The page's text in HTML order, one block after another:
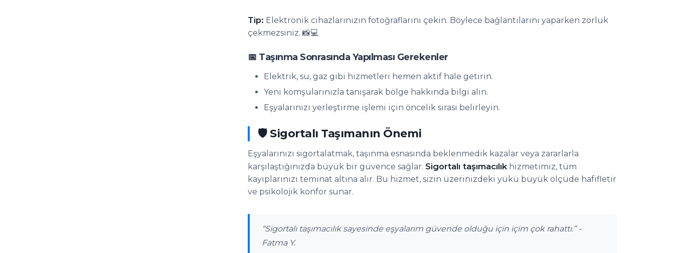
Tip: Elektronik cihazlarınızın fotoğraflarını çekin. Böylece bağlantılarını yaparken zorluk
çekmezsiniz. 📸💻
📅 Taşınma Sonrasında Yapılması Gerekenler
Elektrik, su, gaz gibi hizmetleri hemen aktif hale getirin.
Yeni komşularınızla tanışarak bölge hakkında bilgi alın.
Eşyalarınızı yerleştirme işlemi için öncelik sırası belirleyin.
🛡️ Sigortalı Taşımanın Önemi
Eşyalarınızı sigortalatmak, taşınma esnasında beklenmedik kazalar veya zararlarla
karşılaştığınızda büyük bir güvence sağlar. Sigortalı taşımacılık hizmetimiz, tüm
kayıplarınızı teminat altına alır. Bu hizmet, sizin üzerinizdeki yükü büyük ölçüde hafifletir
ve psikolojik konfor sunar.
“Sigortalı taşımacılık sayesinde eşyalarım güvende olduğu için içim çok rahattı.” -
Fatma Y.